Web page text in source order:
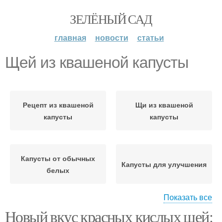
ЗЕЛЁНЫЙ САД
главная новости статьи
Щей из квашеной капусты
Рецепт из квашеной
капусты
Щи из квашеной
капусты
Капусты от обычных
белых
Капусты для улучшения
Квашеная капуста
Показать все
Новый вкус красных кислых щей: